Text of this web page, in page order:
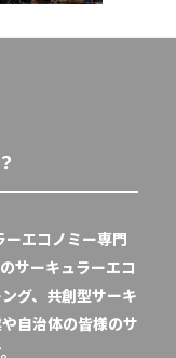
エコノミー専門
サーキュラーエコ
グ、共創型サーキ
自治体の皆様のサ